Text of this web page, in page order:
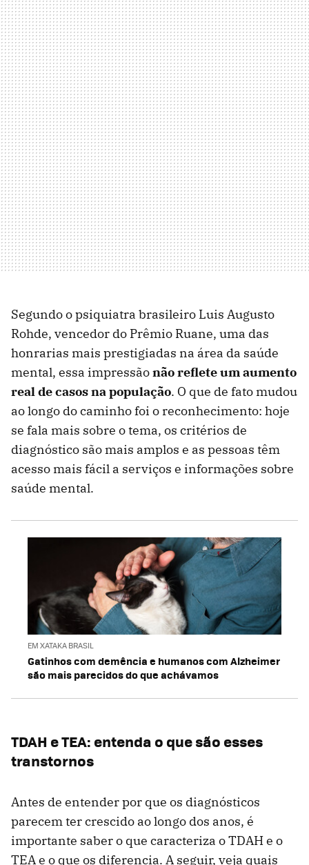
Segundo o psiquiatra brasileiro Luis Augusto
Rohde, vencedor do Prêmio Ruane, uma das
honrarias mais prestigiadas na área da saúde
mental, essa impressãonão reflete um aumento
real de casos na população. O que de fato mudou
ao longo do caminho foi o reconhecimento: hoje
se fala mais sobre o tema, os critérios de
diagnóstico são mais amplos e as pessoas têm
acesso mais fácil a serviços e informações sobre
saúde mental.
EM XATAKA BRASIL
Gatinhos com demência e humanos com Alzheimer
são mais parecidos do que achávamos
TDAH e TEA: entenda o que são esses
transtornos
Antes de entender por que os diagnósticos
parecem ter crescido ao longo dos anos, é
importante saber o que caracteriza o TDAH e o
TEA e o que os diferencia. A seguir, veja quais